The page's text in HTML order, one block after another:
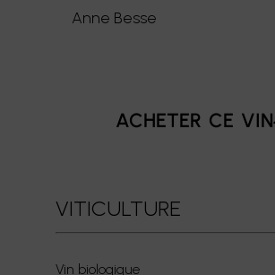
Anne Besse
acheter ce vin
VITICULTURE
Vin biologique